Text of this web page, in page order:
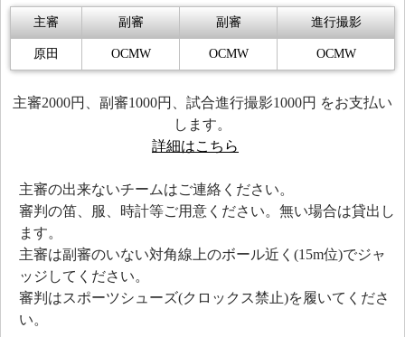
主審 副審 副審 進行撮影
原田 OCMW OCMW OCMW
主審2000円、副審1000円、試合進行撮影1000円 をお支払い
します。
詳細はこちら
主審の出来ないチームはご連絡ください。
審判の笛、服、時計等ご用意ください。無い場合は貸出し
ます。
主審は副審のいない対角線上のボール近く(15m位)でジャ
ッジしてください。
審判はスポーツシューズ(クロックス禁止)を履いてくださ
い。